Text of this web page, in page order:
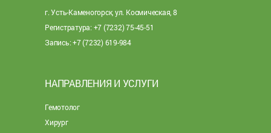
г. Усть-Каменогорск, ул. Космическая, 8
Регистратура: +7 (7232) 75-45-51
Запись: +7 (7232) 619-984
НАПРАВЛЕНИЯ И УСЛУГИ
Гемотолог
Хирург